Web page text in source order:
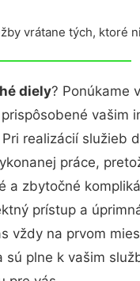
vrátane tých, ktoré
diely? Ponúkame
vašim
realizácií služieb
práce,
a zbytočné
prístup a
vždy na prvom
plne k vašim